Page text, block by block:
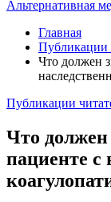
Альтернативная
Главная
Публикации
Что должен
Публикации
Что
пациенте с